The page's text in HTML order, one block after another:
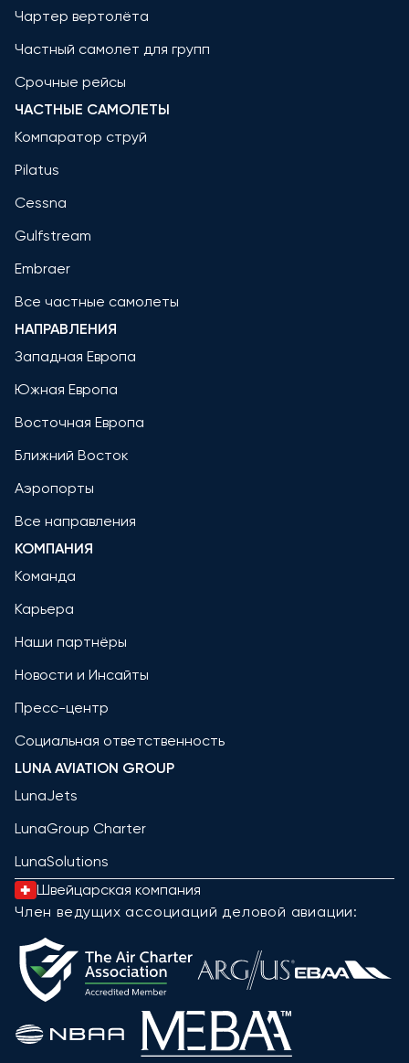
Чартер вертолёта
Частный самолет для групп
Срочные рейсы
ЧАСТНЫЕ САМОЛЕТЫ
Компаратор струй
Pilatus
Cessna
Gulfstream
Embraer
Все частные самолеты
НАПРАВЛЕНИЯ
Западная Европа
Южная Европа
Восточная Европа
Ближний Восток
Аэропорты
Все направления
КОМПАНИЯ
Команда
Карьера
Наши партнёры
Новости и Инсайты
Пресс-центр
Социальная ответственность
LUNA AVIATION GROUP
LunaJets
LunaGroup Charter
LunaSolutions
Швейцарская компания
Член ведущих ассоциаций деловой авиации: